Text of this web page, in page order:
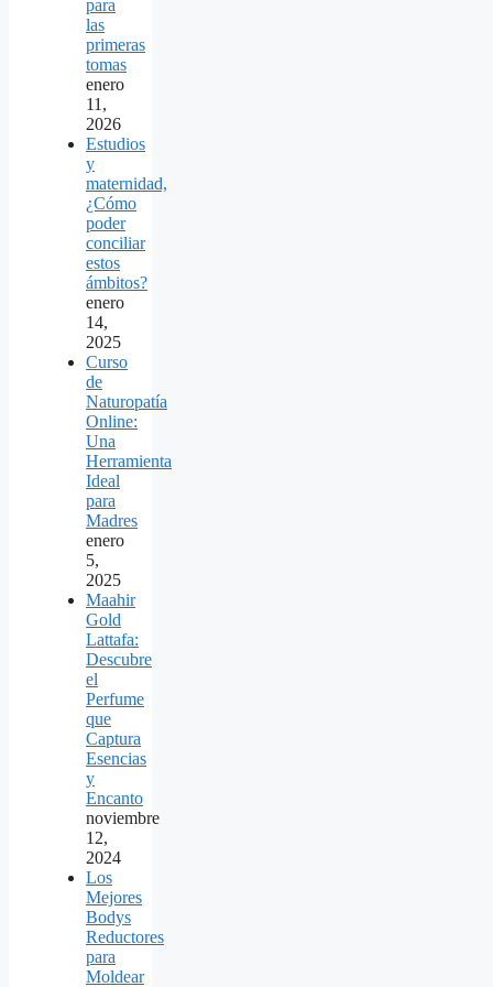
para
las
primeras
tomas
enero
11,
2026
Estudios
y
maternidad,
¿Cómo
poder
conciliar
estos
ámbitos?
enero
14,
2025
Curso
de
Naturopatía
Online:
Una
Herramienta
Ideal
para
Madres
enero
5,
2025
Maahir
Gold
Lattafa:
Descubre
el
Perfume
que
Captura
Esencias
y
Encanto
noviembre
12,
2024
Los
Mejores
Bodys
Reductores
para
Moldear